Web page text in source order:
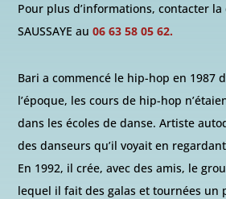
Pour plus d’informations, contacter la
SAUSSAYE au06 63 58 05 62.
Bari a commencé le hip-hop en 1987
l’époque, les cours de hip-hop
dans les écoles de danse. Artiste
des danseurs qu’il voyait en
En 1992, il crée, avec des amis, le
lequel il fait des galas et tournées un